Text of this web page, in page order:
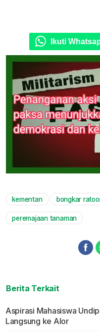
Ikuti
kementan bongkar
peremajaan tanaman
Berita Terkait
Aspirasi Mahasiswa
Langsung ke Alor